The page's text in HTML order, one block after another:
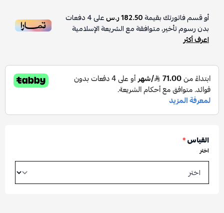
أو قسم فاتورتك بقيمة182.50 ر.س على4دفعات
بدون رسوم تأخير، متوافقة مع الشريعة الإسلامية
اعرف أكثر
القياس*
اختر